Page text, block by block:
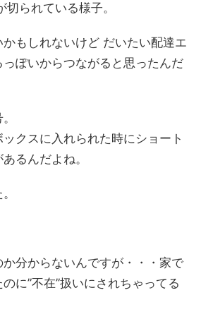
られている様子。
かもしれないけど だいたい配達エ
っぽいからつながると思ったんだ
クスに入れられた時にショート
るんだよね。
か分からないんですが・・・家で
に”不在”扱いにされちゃってる